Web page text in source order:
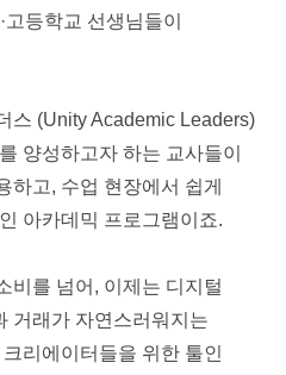
등학교 선생님들이
스 (Unity Academic Leaders)
양성하고자 하는 교사들이
하고, 수업 현장에서 쉽게
아카데믹 프로그램이죠.
비를 넘어, 이제는 디지털
거래가 자연스러워지는
리에이터들을 위한 툴인